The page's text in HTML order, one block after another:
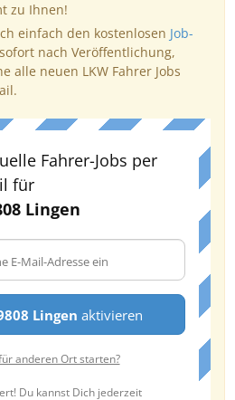
zu Ihnen!
einfach den kostenlosen Job-
nach Veröffentlichung,
alle neuen LKW Fahrer Jobs
Fahrer-Jobs per
für
Lingen
Lingen aktivieren
anderen Ort starten?
Du kannst Dich jederzeit